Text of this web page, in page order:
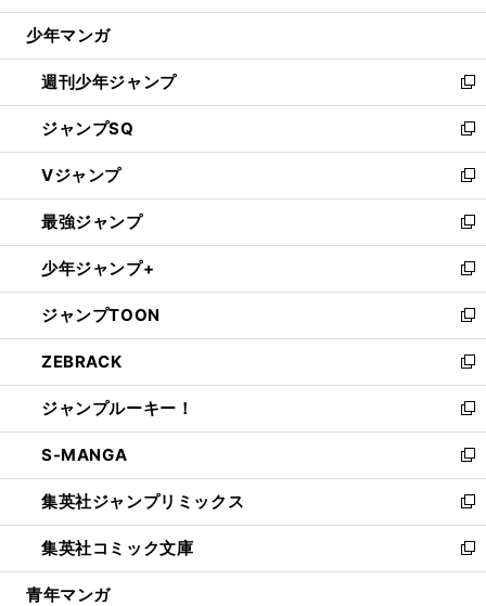
ウ
開
く
少年マンガ
週刊少年ジャンプ
新
し
い
ウ
ィ
ン
ド
ウ
で
開
く
ジャンプSQ
新
し
い
ウ
ィ
ン
ド
ウ
で
開
く
Vジャンプ
新
し
い
ウ
ィ
ン
ド
ウ
で
開
く
最強ジャンプ
新
し
い
ウ
ィ
ン
ド
ウ
で
開
く
少年ジャンプ+
新
し
い
ウ
ィ
ン
ド
ウ
で
開
く
ジャンプTOON
新
し
い
ウ
ィ
ン
ド
ウ
で
開
く
ZEBRACK
新
し
い
ウ
ィ
ン
ド
ウ
で
開
ジャンプルーキー！
新
し
い
ウ
ィ
ン
ド
ウ
S-MANGA
新
し
い
ウ
ィ
ン
集英社ジャンプリミックス
新
し
い
ウ
集英社コミック文庫
新
し
青年マンガ